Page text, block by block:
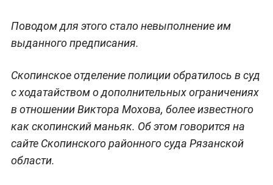
Поводом для этого стало невыполнение им
выданного предписания.
Скопинское отделение полиции обратилось в суд
с ходатайством о дополнительных ограничениях
в отношении Виктора Мохова, более известного
как скопинский маньяк. Об этом говорится на
сайте Скопинского районного суда Рязанской
области.